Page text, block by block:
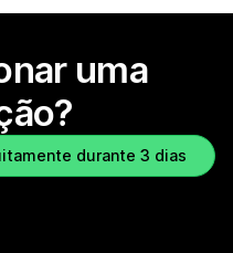
uma
durante 3 dias